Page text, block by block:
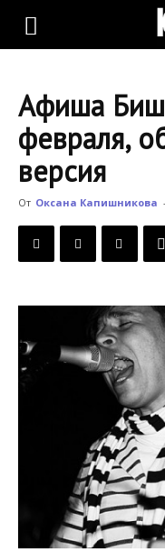
KLOOP.KG
Новости
Кыргызстана
Афиша
февраля,
версия
От Оксана Капишникова -